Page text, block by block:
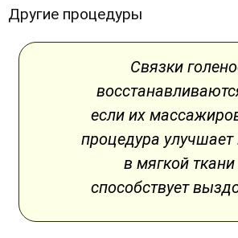
Другие процедуры
Связки
если их
процедура
в мягкой
способствует